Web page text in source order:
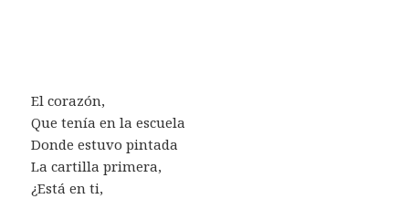
El corazón,
Que tenía en la escuela
Donde estuvo pintada
La cartilla primera,
¿Está en ti,